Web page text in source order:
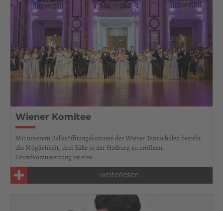
Wiener Komitee
Mit unserem Balleröffnungskomitee der Wiener Tanzschulen besteht
die Möglichkeit, drei Bälle in der Hofburg zu eröffnen.
Grundvoraussetzung ist eine…
weiterlesen